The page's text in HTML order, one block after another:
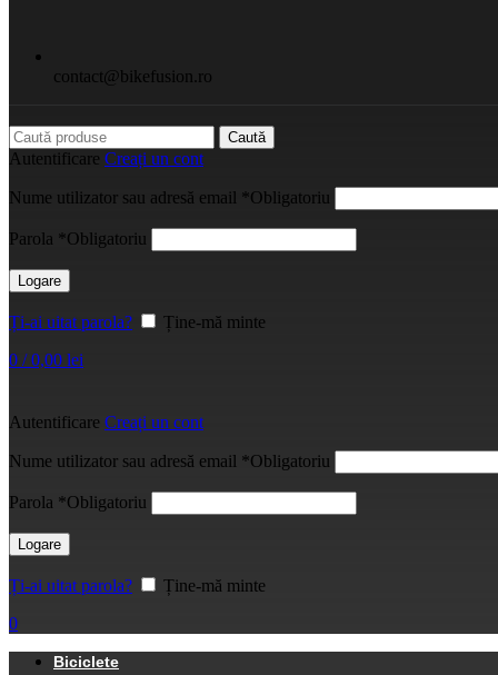
contact@bikefusion.ro
Caută
Autentificare Creați un cont
Nume utilizator sau adresă email *Obligatoriu
Parola *Obligatoriu
Logare
Ți-ai uitat parola?
Ține-mă minte
0 / 0,00 lei
Autentificare Creați un cont
Nume utilizator sau adresă email *Obligatoriu
Parola *Obligatoriu
Logare
Ți-ai uitat parola?
Ține-mă minte
0
Biciclete